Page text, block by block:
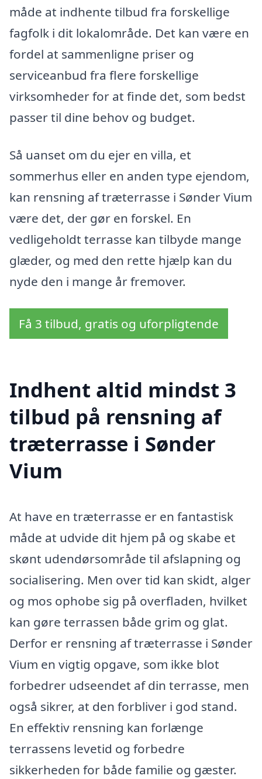
måde at indhente tilbud fra forskellige
fagfolk i dit lokalområde. Det kan være en
fordel at sammenligne priser og
serviceanbud fra flere forskellige
virksomheder for at finde det, som bedst
passer til dine behov og budget.
Så uanset om du ejer en villa, et
sommerhus eller en anden type ejendom,
kan rensning af træterrasse i Sønder Vium
være det, der gør en forskel. En
vedligeholdt terrasse kan tilbyde mange
glæder, og med den rette hjælp kan du
nyde den i mange år fremover.
Få 3 tilbud, gratis og uforpligtende
Indhent altid mindst 3
tilbud på rensning af
træterrasse i Sønder
Vium
At have en træterrasse er en fantastisk
måde at udvide dit hjem på og skabe et
skønt udendørsområde til afslapning og
socialisering. Men over tid kan skidt, alger
og mos ophobe sig på overfladen, hvilket
kan gøre terrassen både grim og glat.
Derfor er rensning af træterrasse i Sønder
Vium en vigtig opgave, som ikke blot
forbedrer udseendet af din terrasse, men
også sikrer, at den forbliver i god stand.
En effektiv rensning kan forlænge
terrassens levetid og forbedre
sikkerheden for både familie og gæster.